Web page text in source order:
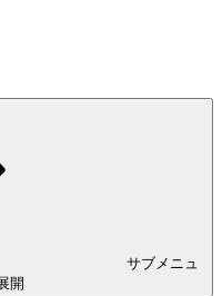
サブメニュ
開